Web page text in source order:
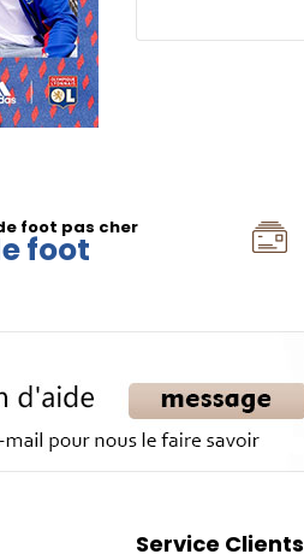
foot pas cher
foot
Service Clients